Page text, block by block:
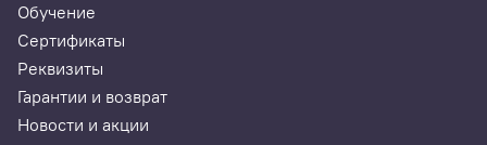
Обучение
Сертификаты
Реквизиты
Гарантии и возврат
Новости и акции